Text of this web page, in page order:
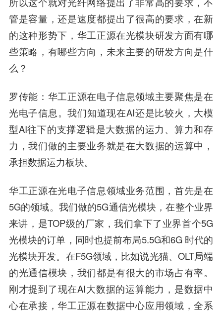
管是容量，还是速度都提出了很高的要求，在新
的这种形势下，华工正源在光模块研发方面有哪
些策略，有哪些方向，未来主要的研发方向是什
么？
罗传能：华工正源在电子信息领域主要聚焦是在
光电子信息。我们知道现在AI还是比较火，大模
型AI往下的支撑逻辑是大数据的运力、算力和存
力，我们做的主要业务就是在大数据的运算中，
承担数据运力板块。
华工正源在光电子信息领域业务范围，首先是在
5G的领域。我们做的5G通信光模块，在整个业界
来讲，是TOP级的厂家，我们拿下了业界首个5G
光模块的订单，同时也提前布局5.5G和6G 时代的
光模块开发。在F5G领域，比如说光猫、OLT局端
的光通信模块，我们都是有很大的市场占有率。
刚才提到了现在AI大数据的运算能力，是数据中
心在承接，华工正源在数据中心应用领域，全系